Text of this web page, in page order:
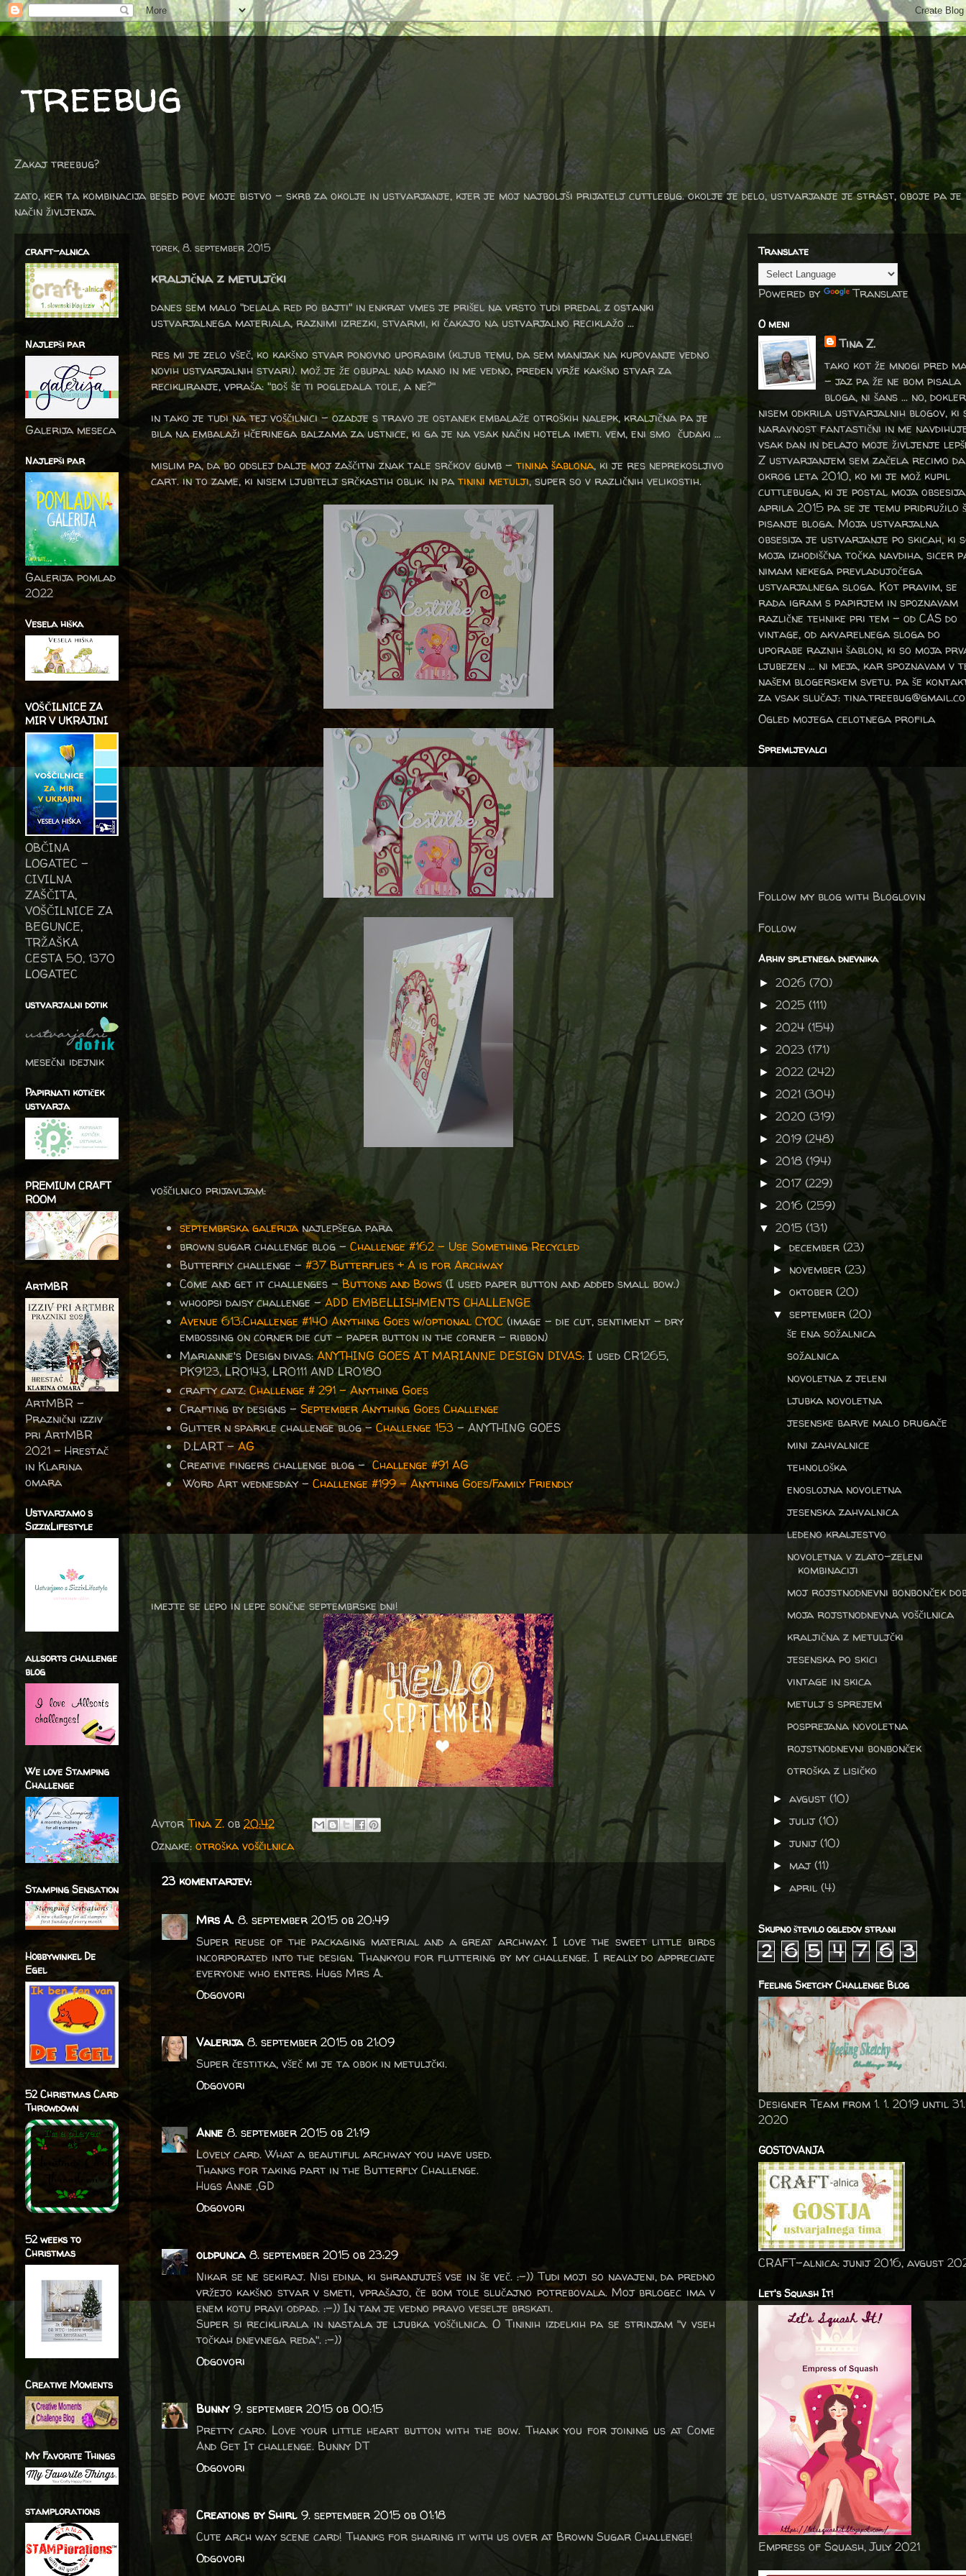
treebug
Zakaj treebug?
zato, ker ta kombinacija besed pove moje bistvo - skrb za okolje in ustvarjanje, kjer je moj najboljši prijatelj cuttlebug. okolje je delo, ustvarjanje je strast, oboje pa je
način življenja.
torek, 8. september 2015
kraljična z metuljčki
danes sem malo "delala red po bajti" in enkrat vmes je prišel na vrsto tudi predal z ostanki
ustvarjalnega materiala, raznimi izrezki, stvarmi, ki čakajo na ustvarjalno reciklažo ...
res mi je zelo všeč, ko kakšno stvar ponovno uporabim (kljub temu, da sem manijak na kupovanje vedno
novih ustvarjalnih stvari). mož je že obupal nad mano in me vedno, preden vrže kakšno stvar za
recikliranje, vpraša: "boš še ti pogledala tole, a ne?"
in tako je tudi na tej voščilnici - ozadje s travo je ostanek embalaže otroških nalepk, kraljična pa je
bila na embalaži hčerinega balzama za ustnice, ki ga je na vsak način hotela imeti. vem, eni smo čudaki ...
mislim pa, da bo odslej dalje moj zaščitni znak tale srčkov gumb - tinina šablona, ki je res neprekosljivo
cart. in to zame, ki nisem ljubitelj srčkastih oblik. in patinini metulji, super so v različnih velikostih.
voščilnico prijavljam:
septembrska galerija najlepšega para
brown sugar challenge blog - Challenge #162 - Use Something Recycled
Butterfly challenge - #37 Butterflies + A is for Archway
Come and get it challenges -Buttons and Bows(I used paper button and added small bow.)
whoopsi daisy challenge - ADD EMBELLISHMENTS CHALLENGE
Avenue 613:Challenge #140 Anything Goes w/optional CYOC (image - die cut, sentiment - dry
embossing on corner die cut - paper button in the corner - ribbon)
Marianne's Design divas:ANYTHING GOES AT MARIANNE DESIGN DIVAS: I used CR1265,
PK9123, LR0143, LR0111 AND LR0180
crafty catz:Challenge # 291 - Anything Goes
Crafting by designs - September Anything Goes Challenge
Glitter n sparkle challenge blog - Challenge 153 - ANYTHING GOES
D.LART -AG
Creative fingers challenge blog -Challenge #91 AG
Word Art wednesday - Challenge #199 - Anything Goes/Family Friendly
imejte se lepo in lepe sončne septembrske dni!
AvtorTina Z. ob 20:42
Oznake: otroška voščilnica
23 komentarjev:
Mrs A. 8. september 2015 ob 20:49
Super reuse of the packaging material and a great archway. I love the sweet little birds
incorporated into the design. Thankyou for fluttering by my challenge. I really do appreciate
everyone who enters. Hugs Mrs A.
Odgovori
Valerija 8. september 2015 ob 21:09
Super čestitka, všeč mi je ta obok in metuljčki.
Odgovori
Anne 8. september 2015 ob 21:19
Lovely card. What a beautiful archway you have used.
Thanks for taking part in the Butterfly Challenge.
Hugs Anne ,GD
Odgovori
oldpunca 8. september 2015 ob 23:29
Nikar se ne sekiraj. Nisi edina, ki shranjuješ vse in še več. :-)) Tudi moji so navajeni, da predno
vržejo kakšno stvar v smeti, vprašajo, če bom tole slučajno potrebovala. Moj brlogec ima v
enem kotu pravi odpad. :-)) In tam je vedno pravo veselje brskati.
Super si reciklirala in nastala je ljubka voščilnica. O Tininih izdelkih pa se strinjam "v vseh
točkah dnevnega reda". :-))
Odgovori
Bunny 9. september 2015 ob 00:15
Pretty card. Love your little heart button with the bow. Thank you for joining us at Come
And Get It challenge. Bunny DT
Odgovori
Creations by Shirl 9. september 2015 ob 01:18
Cute arch way scene card! Thanks for sharing it with us over at Brown Sugar Challenge!
Odgovori
craft-alnica
Najlepši par
Galerija meseca
Najlepši par
Galerija pomlad
2022
Vesela hiška
VOŠČILNICE ZA
MIR V UKRAJINI
OBČINA
LOGATEC -
CIVILNA
ZAŠČITA,
VOŠČILNICE ZA
BEGUNCE,
TRŽAŠKA
CESTA 50, 1370
LOGATEC
ustvarjalni dotik
mesečni idejnik
Papirnati kotiček
ustvarja
PREMIUM CRAFT
ROOM
ArtMBR
ArtMBR -
Praznični izziv
pri ArtMBR
2021 – Hrestač
in Klarina
omara
Ustvarjamo s
SizzixLifestyle
allsorts challenge
blog
We love Stamping
Challenge
Stamping Sensation
Hobbywinkel De
Egel
52 Christmas Card
Throwdown
52 weeks to
Christmas
Creative Moments
My Favorite Things
stamplorations
Translate
Powered by Translate
O meni
Tina Z.
tako kot že mnogi pred
- jaz pa že ne bom pisala
bloga, ni šans ... no, dokler
nisem odkrila ustvarjalnih blogov, ki
naravnost fantastični in me
vsak dan in delajo moje življenje
Z ustvarjanjem sem začela recimo da
okrog leta 2010, ko mi je mož kupil
cuttlebuga, ki je postal moja
aprila 2015 pa se je temu pridružilo
pisanje bloga. Moja ustvarjalna
obsesija je ustvarjanje po skicah, ki
moja izhodiščna točka navdiha, sicer
nimam nekega prevladujočega
ustvarjalnega sloga. Kot pravim, se
rada igram s papirjem in spoznavam
različne tehnike pri tem – od CAS do
vintage, od akvarelnega sloga do
uporabe raznih šablon, ki so moja
ljubezen … ni meja, kar spoznavam v
našem blogerskem svetu. pa še
za vsak slučaj:
Ogled mojega celotnega profila
Spremljevalci
Follow my blog with Bloglovin
Follow
Arhiv spletnega dnevnika
► 2026 (70)
► 2025 (111)
► 2024 (154)
► 2023 (171)
► 2022 (242)
► 2021 (304)
► 2020 (319)
► 2019 (248)
► 2018 (194)
► 2017 (229)
► 2016 (259)
▼ 2015 (131)
►december(23)
► november(23)
►oktober(20)
▼september(20)
še ena sožalnica
sožalnica
novoletna z jeleni
ljubka novoletna
jesenske barve malo drugače
mini zahvalnice
tehnološka
enoslojna novoletna
jesenska zahvalnica
ledeno kraljestvo
novoletna v zlato-zeleni
kombinaciji
moj rojstnodnevni bonbonček
moja rojstnodnevna voščilnica
kraljična z metuljčki
jesenska po skici
vintage in skica
metulj s sprejem
posprejana novoletna
rojstnodnevni bonbonček
otroška z lisičko
►avgust(10)
►julij(10)
►junij(10)
► maj(11)
►april(4)
Skupno število ogledov strani
2 6 5 4 7 6 3
Feeling Sketchy Challenge Blog
Designer Team from 1. 1. 2019 until
2020
GOSTOVANJA
CRAFT-alnica: junij 2016, avgust
Let's Squash It!
Empress of Squash, July 2021